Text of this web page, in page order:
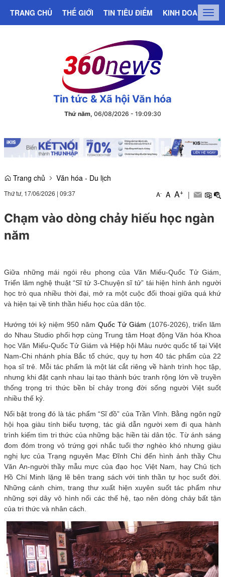
TRANG CHỦ THẾ GIỚI TIN TIÊU ĐIỂM KINH DOANH
Tin tức & Xã hội Văn hóa
Thứ năm, 06/08/2026 - 19:09:30
Trang chủ Văn hóa - Du lịch
Thứ tư, 17/06/2026 | 09:37 A- A A+ |
Chạm vào dòng chảy hiếu học ngàn
năm
Giữa những mái ngói rêu phong của Văn Miếu-Quốc Tử Giám,
Triển lãm nghệ thuật “Sĩ tử 3-Chuyện sĩ tử” tái hiện hình ảnh người
học trò qua nhiều thời đại, mở ra một cuộc đối thoại giữa quá khứ
và hiện tại về tinh thần hiếu học của dân tộc.
Hướng tới kỷ niệm 950 năm Quốc Tử Giám (1076-2026), triển lãm
do Nhau Studio phối hợp cùng Trung tâm Hoạt động Văn hóa Khoa
học Văn Miếu-Quốc Tử Giám và Hiệp hội Màu nước quốc tế tại Việt
Nam-Chi nhánh phía Bắc tổ chức, quy tụ hơn 40 tác phẩm của 22
họa sĩ trẻ. Mỗi tác phẩm là một lát cắt riêng về hành trình học tập,
nhưng khi đặt cạnh nhau lại tạo thành bức tranh rộng lớn về truyền
thống trọng tri thức bền bỉ chảy trong đời sống người Việt suốt
nhiều thế kỷ.
Nổi bật trong đó là tác phẩm “Sĩ đồ” của Trần Vĩnh. Bằng ngôn ngữ
hội họa giàu tính biểu tượng, tác giả dẫn người xem đi qua hành
trình kiếm tìm tri thức của những bậc hiền tài dân tộc. Từ ánh sáng
đom đóm trong vỏ trứng gợi nhắc tuổi thơ nghèo khó nhưng giàu
nghị lực của Trạng nguyên Mạc Đĩnh Chi đến hình ảnh thầy Chu
Văn An-người thầy mẫu mực của đạo học Việt Nam, hay Chủ tịch
Hồ Chí Minh lặng lẽ bên trang sách với tinh thần tự học suốt đời.
Những cánh chim, trang thư xuất hiện xuyên suốt tác phẩm như
những sợi dây vô hình nối các thế hệ, tạo nên dòng chảy bất tận
của tri thức và nhân cách.